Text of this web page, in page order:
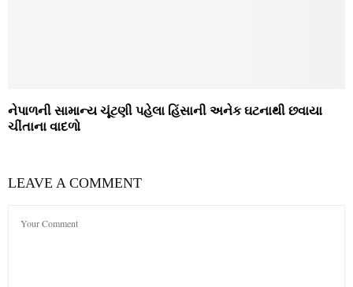
નેપાળની સામાન્ય ચૂંટણી પહેલા હિંસાની અનેક ઘટનાથી છવાયા
ચીંતાના વાદળો
LEAVE A COMMENT